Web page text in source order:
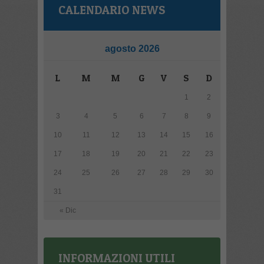
CALENDARIO NEWS
agosto 2026
L M M G V S D
« Dic
1 2
3 4 5 6 7 8 9
10 11 12 13 14 15 16
17 18 19 20 21 22 23
24 25 26 27 28 29 30
31
INFORMAZIONI UTILI